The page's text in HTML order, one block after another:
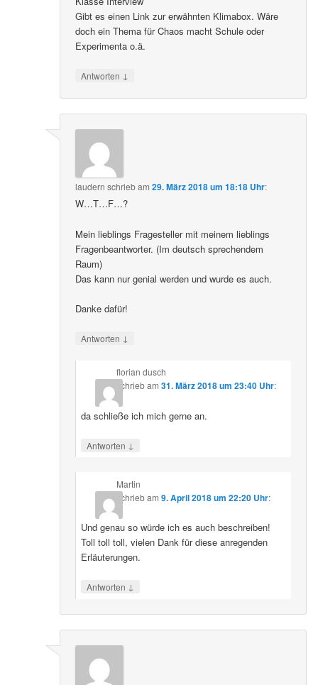
Gibt es einen Link zur erwähnten Klimabox. Wäre
doch ein Thema für Chaos macht Schule oder
Experimenta o.ä.
Antworten ↓
laudern schriebam29. März 2018 um 18:18 Uhr:
W…T…F…?
Mein lieblings Fragesteller mit meinem lieblings
Fragenbeantworter. (Im deutsch sprechendem
Raum)
Das kann nur genial werden und wurde es auch.
Danke dafür!
Antworten ↓
florian dusch
schriebam 31. März 2018 um 23:40 Uhr:
da schließe ich mich gerne an.
Antworten ↓
Martin
schriebam 9. April 2018 um 22:20 Uhr:
Und genau so würde ich es auch beschreiben!
Toll toll toll, vielen Dank für diese anregenden
Erläuterungen.
Antworten ↓